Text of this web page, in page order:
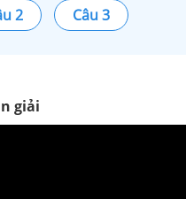
2 Câu 3
giải